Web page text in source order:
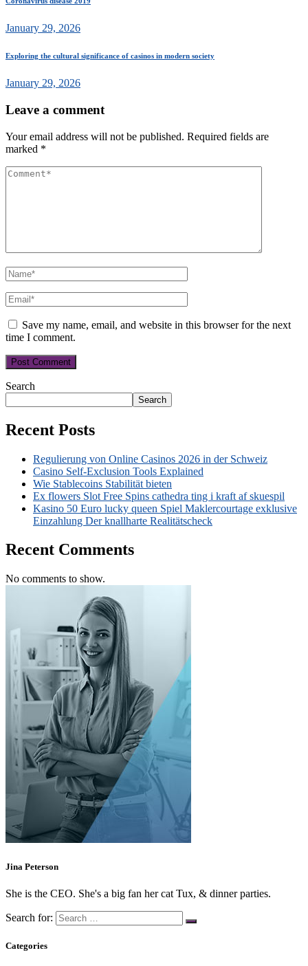
January 29, 2026
Exploring the cultural significance of casinos in modern society
January 29, 2026
Leave a comment
Your email address will not be published. Required fields are
marked *
Save my name, email, and website in this browser for the next
time I comment.
Search
Search
Recent Posts
Regulierung von Online Casinos 2026 in der Schweiz
Casino Self-Exclusion Tools Explained
Wie Stablecoins Stabilität bieten
Ex flowers Slot Free Spins cathedra ting i kraft af skuespil
Kasino 50 Euro lucky queen Spiel Maklercourtage exklusive
Einzahlung Der knallharte Realitätscheck
Recent Comments
No comments to show.
Jina Peterson
She is the CEO. She's a big fan her cat Tux, & dinner parties.
Search for:
Categories